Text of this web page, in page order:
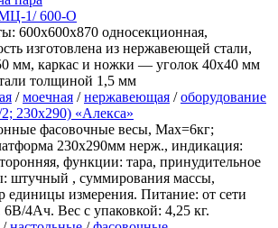
1/ 600-О
600х600х870 односекционная,
изготовлена из нержавеющей стали,
мм, каркас и ножки — уголок 40х40 мм
толщиной 1,5 мм
/моечная /нержавеющая /оборудование
230х290) «Алекса»
фасовочные весы, Max=6кг;
230х290мм нерж., индикация:
функции: тара, принудительное
штучный , суммирования массы,
единицы измерения. Питание: от сети
4Ач. Вес с упаковкой: 4,25 кг.